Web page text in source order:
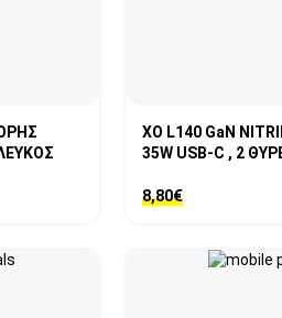
XO L140 GaN
35W USB-C , 2
8,80€